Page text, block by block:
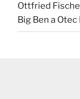
Ottfried
Big Ben a Otec